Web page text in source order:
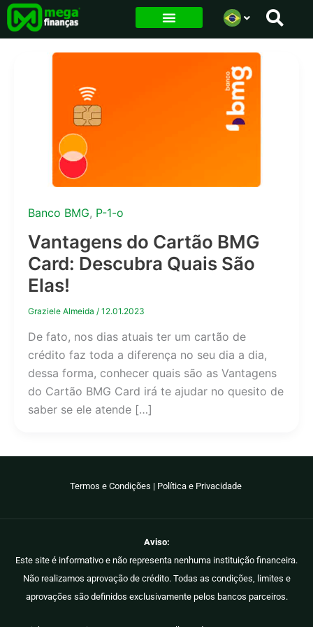
para
Banco BMG, P-1-o
Vantagens do Cartão BMG
Card: Descubra Quais São
Elas!
Graziele Almeida / 12.01.2023
De fato, nos dias atuais ter um cartão de
crédito faz toda a diferença no seu dia a dia,
dessa forma, conhecer quais são as Vantagens
do Cartão BMG Card irá te ajudar no quesito de
saber se ele atende […]
Termos e Condições | Política e Privacidade
Aviso:
Este site é informativo e não representa nenhuma instituição financeira.
Não realizamos aprovação de crédito. Todas as condições, limites e
aprovações são definidos exclusivamente pelos bancos parceiros.